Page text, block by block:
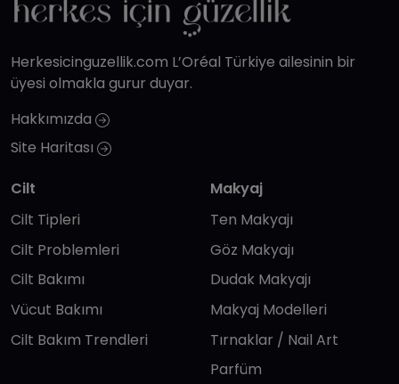
Herkesicinguzellik.com L’Oréal Türkiye ailesinin bir
üyesi olmakla gurur duyar.
Hakkımızda
Site Haritası
Cilt
Cilt Tipleri
Cilt Problemleri
Cilt Bakımı
Vücut Bakımı
Cilt Bakım Trendleri
Makyaj
Ten Makyajı
Göz Makyajı
Dudak Makyajı
Makyaj Modelleri
Tırnaklar / Nail Art
Parfüm